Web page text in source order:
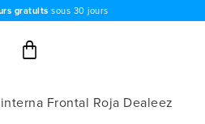
gratuits sous 30 jours
Frontal Roja Dealeez